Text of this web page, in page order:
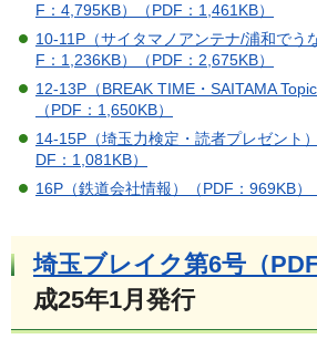
F：4,795KB）
（PDF：1,461KB）
10-11P（サイタマノアンテナ/浦和でう
F：1,236KB）
（PDF：2,675KB）
12-13P（BREAK TIME・SAITAMA
（PDF：1,650KB）
14-15P（埼玉力検定・読者プレゼント
DF：1,081KB）
16P（鉄道会社情報）（PDF：969KB）
埼玉ブレイク第6号（
成25年1月発行